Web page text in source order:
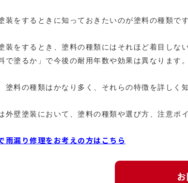
装をするときに知っておきたいのが塗料の種類で
装をするとき、塗料の種類にはそれほど着目しな
で塗るか」で今後の耐用年数や効果は異なります。
塗料の種類はかなり多く、それらの特徴を詳しく
外壁塗装において、塗料の種類や選び方、注意ポ
雨漏り修理をお考えの方はこちら